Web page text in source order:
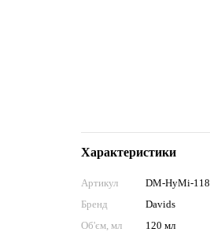
Характеристики
Артикул
DM-HyMi-118
Бренд
Davids
Об'єм, мл
120 мл